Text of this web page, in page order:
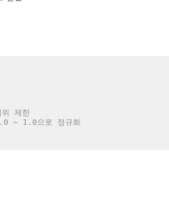
제한
~ 1.0으로 정규화